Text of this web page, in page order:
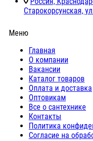
Старокорсунская,
Меню
Главная
О компании
Вакансии
Каталог товаров
Оплата и доставка
Оптовикам
Все о сантехнике
Контакты
Политика
Согласие на